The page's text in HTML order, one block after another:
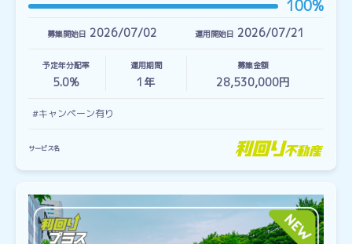
100%
募集開始日 2026/07/02 運用開始日 2026/07/21
予定年分配率
5.0%
運用期間
1 年
募集金額
28,530,000円
#キャンペーン有り
サービス名